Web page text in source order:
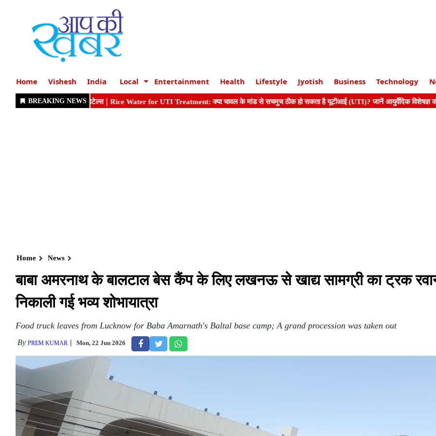
Home Vishesh India Local Entertainment Health Lifestyle Jyotish Business Technology
Home News
बाबा अमरनाथ के बालटाल बेस कैंप के लिए लखनऊ से खाद्य सामग्री का ट्रक
निकाली गई भव्य शोभायात्रा
Food truck leaves from Lucknow for Baba Amarnath's Baltal base camp; A grand procession was taken out
By PREM KUMAR Mon, 22 Jun 2026